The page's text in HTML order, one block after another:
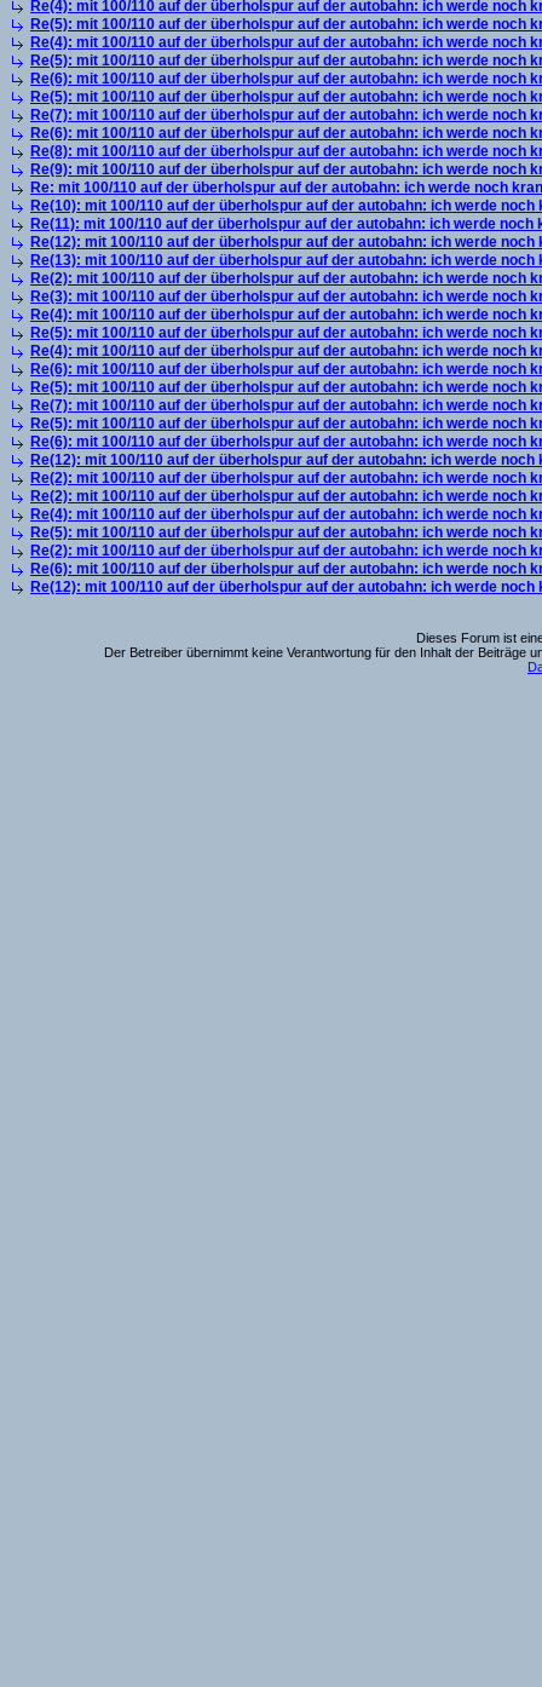
Re(4): mit 100/110 auf der überholspur auf der autobahn: ich werde noch
Re(5): mit 100/110 auf der überholspur auf der autobahn: ich werde noch
Re(4): mit 100/110 auf der überholspur auf der autobahn: ich werde noch
Re(5): mit 100/110 auf der überholspur auf der autobahn: ich werde noch
Re(6): mit 100/110 auf der überholspur auf der autobahn: ich werde noch
Re(5): mit 100/110 auf der überholspur auf der autobahn: ich werde noch
Re(7): mit 100/110 auf der überholspur auf der autobahn: ich werde noch
Re(6): mit 100/110 auf der überholspur auf der autobahn: ich werde noch
Re(8): mit 100/110 auf der überholspur auf der autobahn: ich werde noch
Re(9): mit 100/110 auf der überholspur auf der autobahn: ich werde noch
Re: mit 100/110 auf der überholspur auf der autobahn: ich werde noch
Re(10): mit 100/110 auf der überholspur auf der autobahn: ich werde noch
Re(11): mit 100/110 auf der überholspur auf der autobahn: ich werde noch
Re(12): mit 100/110 auf der überholspur auf der autobahn: ich werde noch
Re(13): mit 100/110 auf der überholspur auf der autobahn: ich werde noch
Re(2): mit 100/110 auf der überholspur auf der autobahn: ich werde noch
Re(3): mit 100/110 auf der überholspur auf der autobahn: ich werde noch
Re(4): mit 100/110 auf der überholspur auf der autobahn: ich werde noch
Re(5): mit 100/110 auf der überholspur auf der autobahn: ich werde noch
Re(4): mit 100/110 auf der überholspur auf der autobahn: ich werde noch
Re(6): mit 100/110 auf der überholspur auf der autobahn: ich werde noch
Re(5): mit 100/110 auf der überholspur auf der autobahn: ich werde noch
Re(7): mit 100/110 auf der überholspur auf der autobahn: ich werde noch
Re(5): mit 100/110 auf der überholspur auf der autobahn: ich werde noch
Re(6): mit 100/110 auf der überholspur auf der autobahn: ich werde noch
Re(12): mit 100/110 auf der überholspur auf der autobahn: ich werde noch
Re(2): mit 100/110 auf der überholspur auf der autobahn: ich werde noch
Re(2): mit 100/110 auf der überholspur auf der autobahn: ich werde noch
Re(4): mit 100/110 auf der überholspur auf der autobahn: ich werde noch
Re(5): mit 100/110 auf der überholspur auf der autobahn: ich werde noch
Re(2): mit 100/110 auf der überholspur auf der autobahn: ich werde noch
Re(6): mit 100/110 auf der überholspur auf der autobahn: ich werde noch
Re(12): mit 100/110 auf der überholspur auf der autobahn: ich werde noch
Dieses Forum ist
Der Betreiber übernimmt keine Verantwortung für den Inhalt der Beiträge